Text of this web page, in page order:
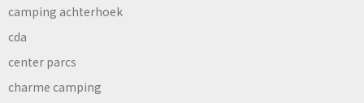
camping achterhoek
cda
center parcs
charme camping